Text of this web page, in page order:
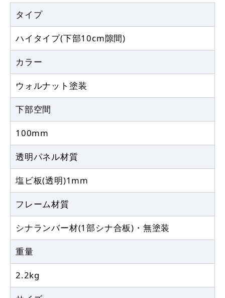
タイプ
ハイタイプ(下部10cm隙間)
カラー
ウォルナット塗装
下部空間
100mm
透明パネル材質
塩ビ板(透明)1mm
フレーム材質
シナランバー材(1部シナ合板)・無塗装
重量
2.2kg